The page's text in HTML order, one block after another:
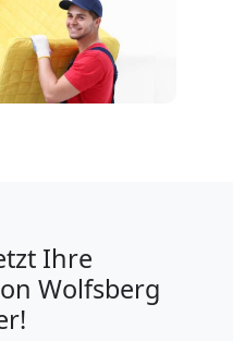
Ihre
Wolfsberg